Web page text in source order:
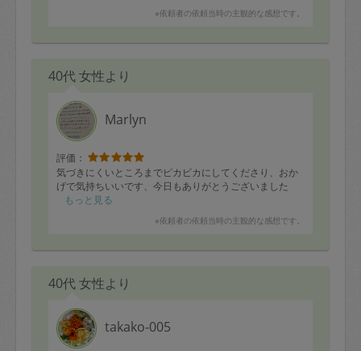
※依頼者の依頼当時の主観的な感想です。
40代 女性より
Marlyn
評価：
気づきにくいところまでピカピカにしてくださり、おか
げで気持ちいいです、今日もありがとうございました
もっと見る
※依頼者の依頼当時の主観的な感想です。
40代 女性より
takako-005